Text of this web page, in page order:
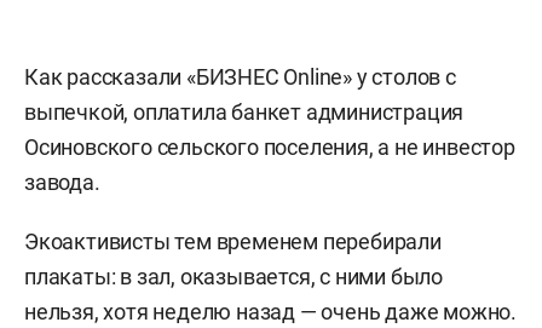
Как рассказали «БИЗНЕС Online» у столов с
выпечкой, оплатила банкет администрация
Осиновского сельского поселения, а не инвестор
завода.
Экоактивисты тем временем перебирали
плакаты: в зал, оказывается, с ними было
нельзя, хотя неделю назад — очень даже можно.